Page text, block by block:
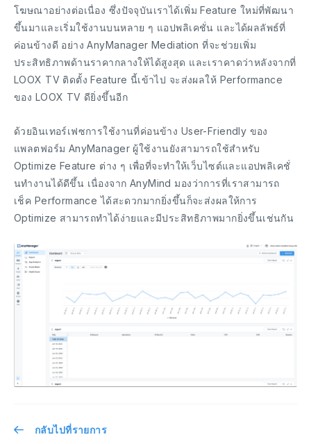
โฆษณาอย่างต่อเนื่อง ซึ่งปัจจุบันเราได้เพิ่ม Feature ใหม่ที่พัฒนา
ขึ้นมาและเริ่มใช้งานบนหลาย ๆ แอปพลิเคชั่น และได้ผลลัพธ์ที่
ค่อนข้างดี อย่าง AnyManager Mediation ที่จะช่วยเพิ่ม
ประสิทธิภาพด้านราคากลางให้ได้สูงสุด และเราคาดว่าหลังจากที่
LOOX TV ติดตั้ง Feature นี้เข้าไป จะส่งผลให้ Performance
ของ LOOX TV ดียิ่งขึ้นอีก
ด้วยอินเทอร์เฟซการใช้งานที่ค่อนข้าง User-Friendly ของ
แพลตฟอร์ม AnyManager ผู้ใช้งานยังสามารถใช้สำหรับ
Optimize Feature ต่าง ๆ เพื่อที่จะทำให้เว็บไซต์และแอปพลิเคชั่
นทำงานได้ดีขึ้น เนื่องจาก AnyMind มองว่าการที่เราสามารถ
เช็ค Performance ได้สะดวกมากยิ่งขึ้นก็จะส่งผลให้การ
Optimize สามารถทำได้ง่ายและมีประสิทธิภาพมากยิ่งขึ้นเช่นกัน
กลับไปที่รายการ